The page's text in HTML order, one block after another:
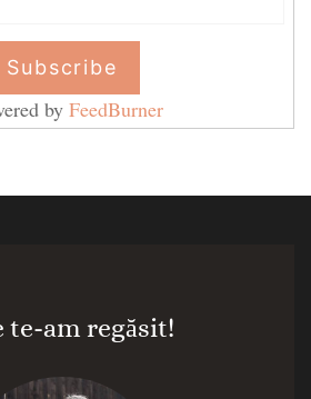
by FeedBurner
te-am regăsit!